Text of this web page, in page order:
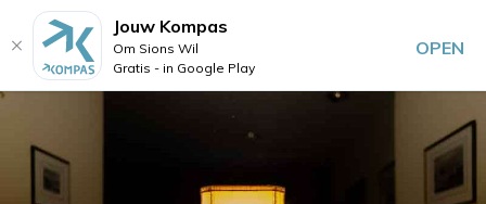
Jouw Kompas
Om Sions Wil
Gratis - in Google Play
OPEN